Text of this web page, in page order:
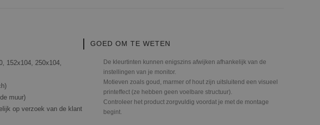
152x104, 250x104,
muur)
op verzoek van de klant
GOED OM TE WETEN
De kleurtinten kunnen enigszins afwijken afhankelijk van de
instellingen van je monitor.
Motieven zoals goud, marmer of hout zijn uitsluitend een visueel
printeffect (ze hebben geen voelbare structuur).
Controleer het product zorgvuldig voordat je met de montage
begint.